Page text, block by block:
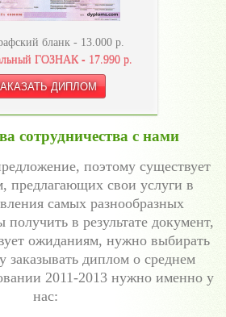
бланк - 13.000р.
ГОЗНАК - 17.990 р.
сотрудничества с нами
поэтому существует
предлагающих свои услуги в
самых разнообразных
в результате документ,
ожиданиям, нужно выбирать
диплом о среднем
2011-2013 нужно именно у
нас: